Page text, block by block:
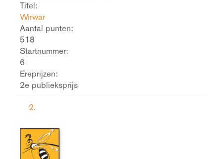
Titel:
Wirwar
Aantal punten:
518
Startnummer:
6
Ereprijzen:
2e publieksprijs
2.